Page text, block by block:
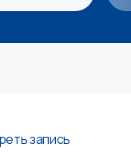
запись